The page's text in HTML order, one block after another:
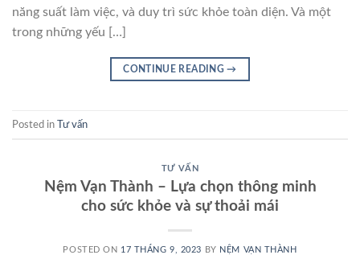
năng suất làm việc, và duy trì sức khỏe toàn diện. Và một
trong những yếu […]
CONTINUE READING→
Posted in Tư vấn
TƯ VẤN
Nệm Vạn Thành – Lựa chọn thông minh
cho sức khỏe và sự thoải mái
POSTED ON 17 THÁNG 9, 2023 BY NỆM VẠN THÀNH